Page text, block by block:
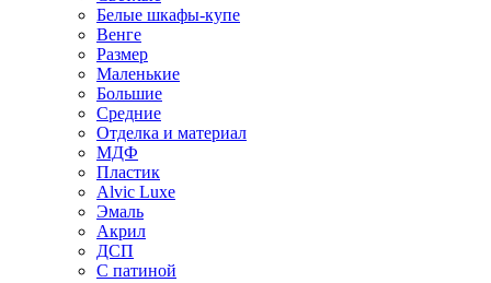
Белые шкафы-купе
Венге
Размер
Маленькие
Большие
Средние
Отделка и материал
МДФ
Пластик
Alvic Luxe
Эмаль
Акрил
ДСП
С патиной